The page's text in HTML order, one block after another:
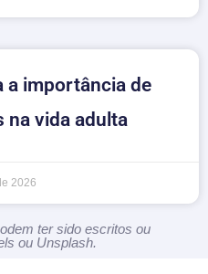
a importância de
na vida adulta
2026
ter sido escritos ou
ou Unsplash.